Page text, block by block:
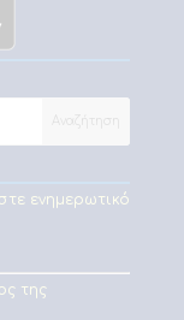
ενημερωτικό
της